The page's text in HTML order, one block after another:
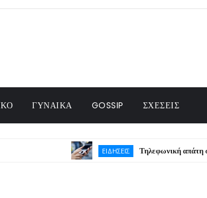
ΓΥΝΑΙΚΑ GOSSIP ΣΧΕΣΕΙΣ
ΕΙΔΗΣΕΙΣ Τηλεφωνική απάτη στο